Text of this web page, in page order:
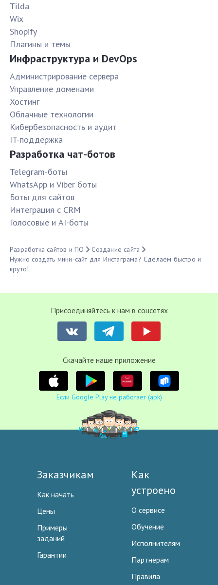
Tilda
Wix
Shopify
Плагины и темы
Инфраструктура и DevOps
Администрирование сервера
Управление доменами
Хостинг
Облачные технологии
Кибербезопасность и аудит
IT-поддержка
Разработка чат-ботов
Telegram-боты
WhatsApp и Viber боты
Боты для сайтов
Интеграция с CRM
Голосовые и AI-боты
Разработка сайтов и ПО
Создание сайта
Нужно создать мини-сайт для Инстаграма? Сделаем быстро и
круто!
Присоединяйтесь к нам в соцсетях
Cкачайте наше приложение
Если Google Play не работает (apk)
Заказчикам
Как начать
Цены
Примеры
заданий
Гарантии
Как
устроено
О сервисе
Обучение
Исполнителям
Партнерам
Правила